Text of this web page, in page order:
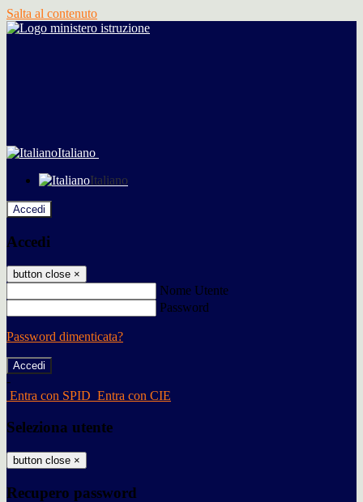
Salta al contenuto
Italiano
Italiano
Accedi
Accedi
button close ×
Nome Utente
Password
Password dimenticata?
-
Entra con SPID Entra con CIE
Seleziona utente
button close ×
Recupero password